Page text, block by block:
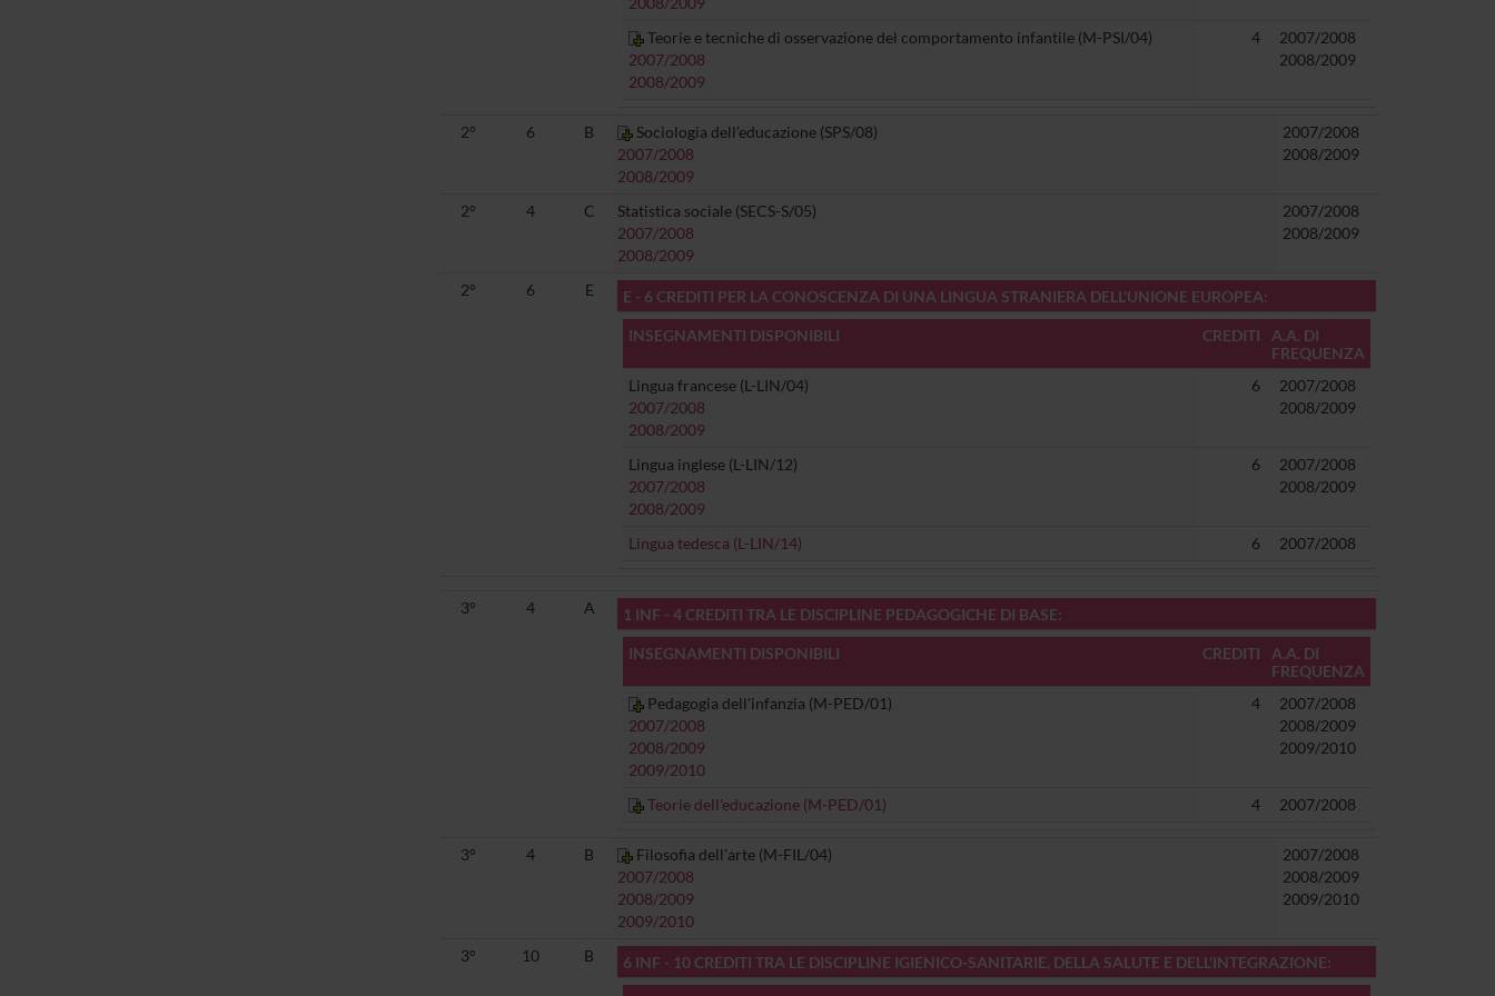
Teorie e tecniche di osservazione del comportamento infantile (M-PSI/04)
2007/2008
2008/2009
4
2007/2008
2008/2009
2° 6 B
Sociologia dell'educazione (SPS/08)
2007/2008
2008/2009
2007/2008
2008/2009
2° 4 C
Statistica sociale (SECS-S/05)
2007/2008
2008/2009
2007/2008
2008/2009
2° 6 E E - 6 CREDITI PER LA CONOSCENZA DI UNA LINGUA STRANIERA DELL'UNIONE EUROPEA:
INSEGNAMENTI DISPONIBILI CREDITI
A.A. DI
FREQUENZA
Lingua francese (L-LIN/04)
2007/2008
2008/2009
6
2007/2008
2008/2009
Lingua inglese (L-LIN/12)
2007/2008
2008/2009
6
2007/2008
2008/2009
Lingua tedesca (L-LIN/14) 6 2007/2008
3° 4 A 1 INF - 4 CREDITI TRA LE DISCIPLINE PEDAGOGICHE DI BASE:
INSEGNAMENTI DISPONIBILI CREDITI
A.A. DI
FREQUENZA
Pedagogia dell'infanzia (M-PED/01)
2007/2008
2008/2009
2009/2010
4
2007/2008
2008/2009
2009/2010
Teorie dell'educazione (M-PED/01) 4 2007/2008
3° 4 B
Filosofia dell'arte (M-FIL/04)
2007/2008
2008/2009
2009/2010
2007/2008
2008/2009
2009/2010
3° 10 B 6 INF - 10 CREDITI TRA LE DISCIPLINE IGIENICO-SANITARIE, DELLA SALUTE E DELL'INTEGRAZIONE: